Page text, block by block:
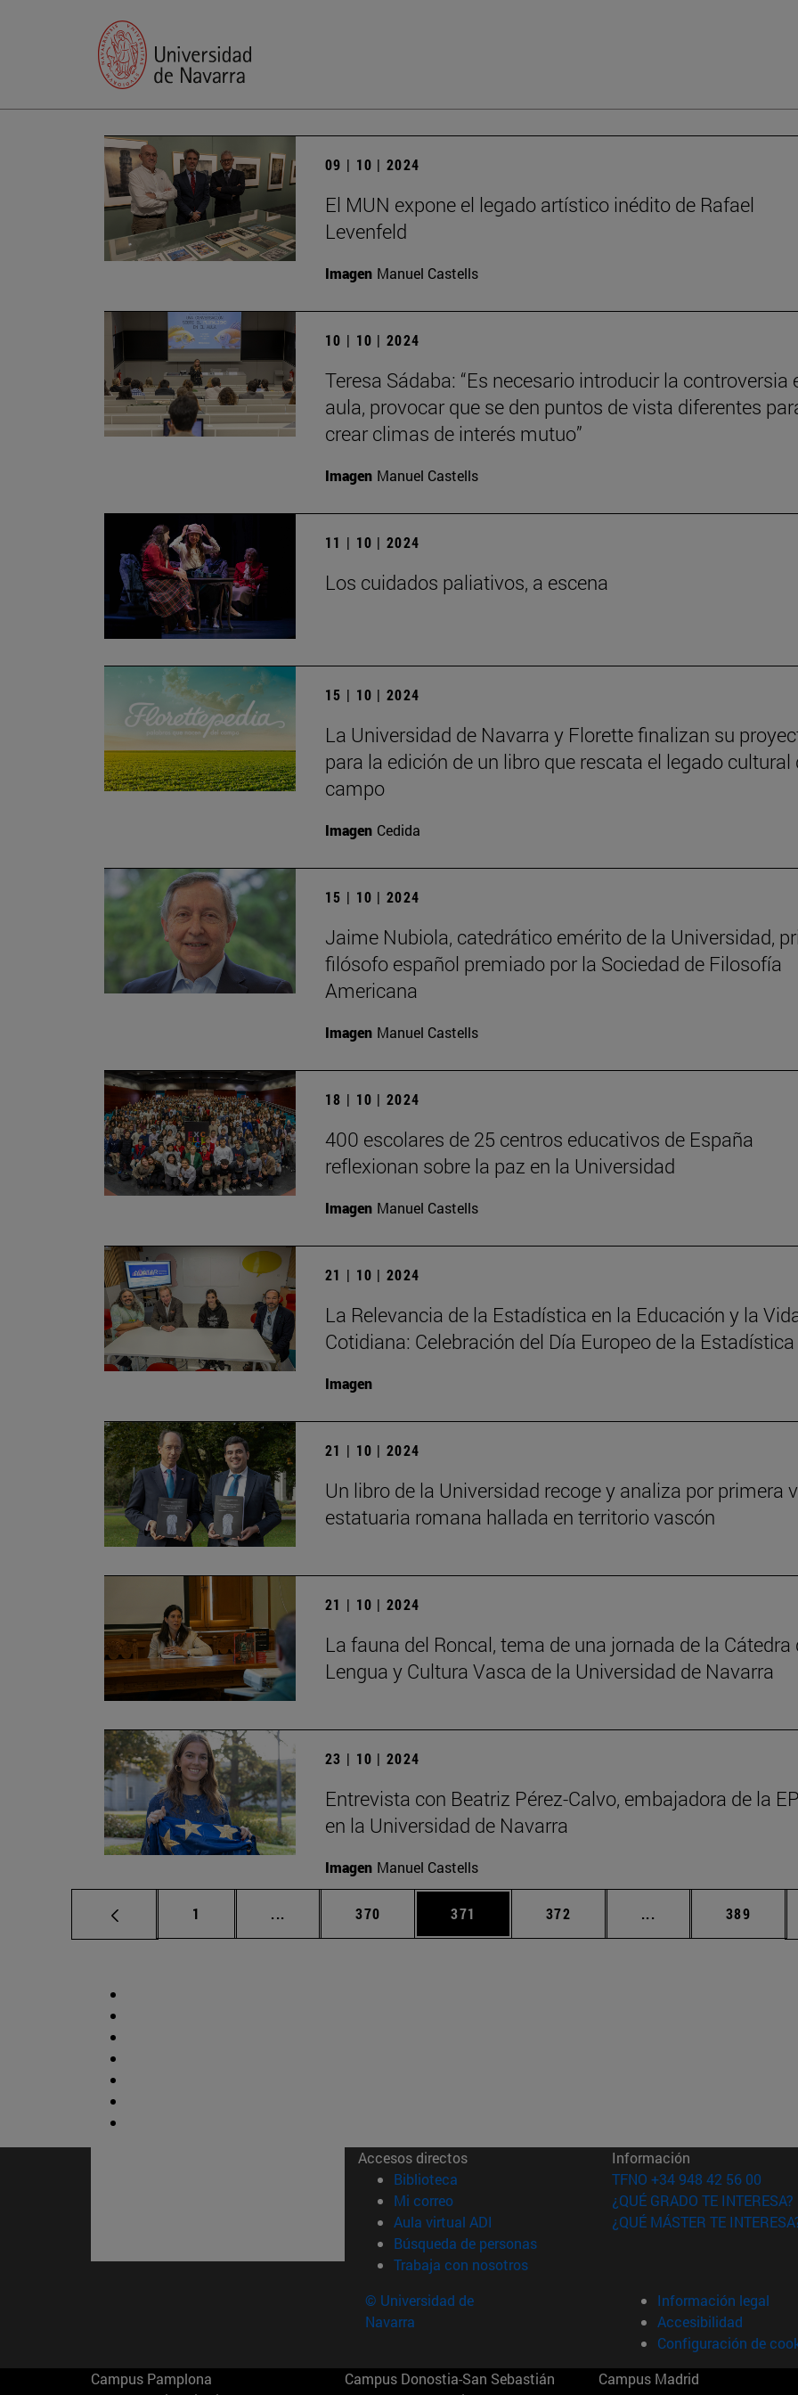
09 | 10 | 2024
El MUN expone el legado artístico inédito de Rafael
Levenfeld
Imagen Manuel Castells
10 | 10 | 2024
Teresa Sádaba: “Es necesario introducir la controversia
aula, provocar que se den puntos de vista diferentes
crear climas de interés mutuo”
Imagen Manuel Castells
11 | 10 | 2024
Los cuidados paliativos, a escena
15 | 10 | 2024
La Universidad de Navarra y Florette finalizan su
para la edición de un libro que rescata el legado cultural
campo
Imagen Cedida
15 | 10 | 2024
Jaime Nubiola, catedrático emérito de la Universidad,
filósofo español premiado por la Sociedad de Filosofía
Americana
Imagen Manuel Castells
18 | 10 | 2024
400 escolares de 25 centros educativos de España
reflexionan sobre la paz en la Universidad
Imagen Manuel Castells
21 | 10 | 2024
La Relevancia de la Estadística en la Educación y la
Cotidiana: Celebración del Día Europeo de la Estadística
Imagen
21 | 10 | 2024
Un libro de la Universidad recoge y analiza por primera
estatuaria romana hallada en territorio vascón
21 | 10 | 2024
La fauna del Roncal, tema de una jornada de la Cátedra
Lengua y Cultura Vasca de la Universidad de Navarra
23 | 10 | 2024
Entrevista con Beatriz Pérez-Calvo, embajadora de la
en la Universidad de Navarra
Imagen Manuel Castells
Página
1 ... Páginas intermedias Use TAB para desplazarse.
Página
370 Página
371 Página
372 ... Páginas intermedias
Página
389
Accesos directos
Biblioteca (abre en nueva ventana)
Mi correo(abre en nueva ventana)
Aula virtual ADI (abre en nueva ventana)
Búsqueda de personas(abre en nueva ventana)
Trabaja con nosotros(abre en nueva ventana)
Información
TFNO +34 948 42 56 00
¿QUÉ GRADO TE INTERESA?
¿QUÉ MÁSTER TE
© Universidad de
Navarra
Información legal
Accesibilidad
Configuración de
Campus Pamplona
Campus Donostia-San Sebastián
Campus Madrid